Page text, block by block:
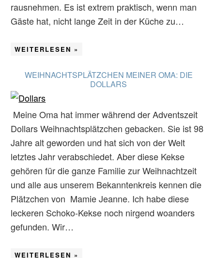
rausnehmen. Es ist extrem praktisch, wenn man
Gäste hat, nicht lange Zeit in der Küche zu…
WEITERLESEN »
WEIHNACHTSPLÄTZCHEN MEINER OMA: DIE
DOLLARS
Meine Oma hat immer während der Adventszeit
Dollars Weihnachtsplätzchen gebacken. Sie ist 98
Jahre alt geworden und hat sich von der Welt
letztes Jahr verabschiedet. Aber diese Kekse
gehören für die ganze Familie zur Weihnachtzeit
und alle aus unserem Bekanntenkreis kennen die
Plätzchen von Mamie Jeanne. Ich habe diese
leckeren Schoko-Kekse noch nirgend woanders
gefunden. Wir…
WEITERLESEN »